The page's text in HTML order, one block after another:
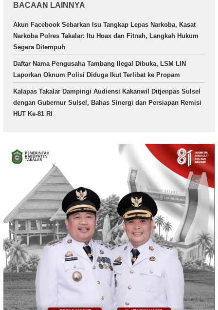
BACAAN LAINNYA
Akun Facebook Sebarkan Isu Tangkap Lepas Narkoba, Kasat
Narkoba Polres Takalar: Itu Hoax dan Fitnah, Langkah Hukum
Segera Ditempuh
Daftar Nama Pengusaha Tambang Ilegal Dibuka, LSM LIN
Laporkan Oknum Polisi Diduga Ikut Terlibat ke Propam
Kalapas Takalar Dampingi Audiensi Kakanwil Ditjenpas Sulsel
dengan Gubernur Sulsel, Bahas Sinergi dan Persiapan Remisi
HUT Ke-81 RI